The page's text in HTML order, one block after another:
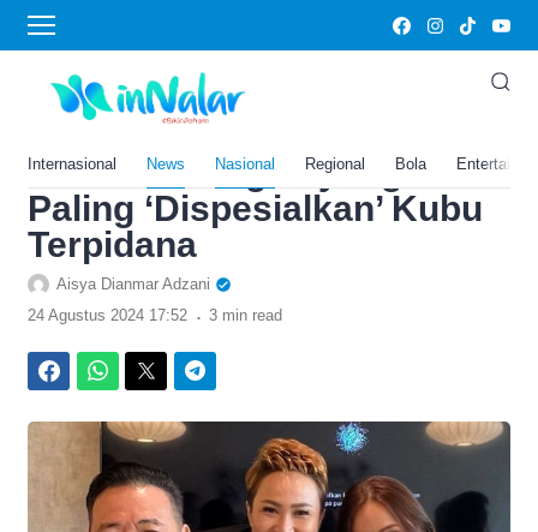
Internasional News Nasional Regional Bola
Home›Nasional
Profil Fristian Griec,
Jurnalis Peliput Kasus
Jessica Wongso yang
Paling ‘Dispesialkan’ Kubu
Terpidana
Aisya Dianmar Adzani
24 Agustus 2024 17:52 . 3 min read